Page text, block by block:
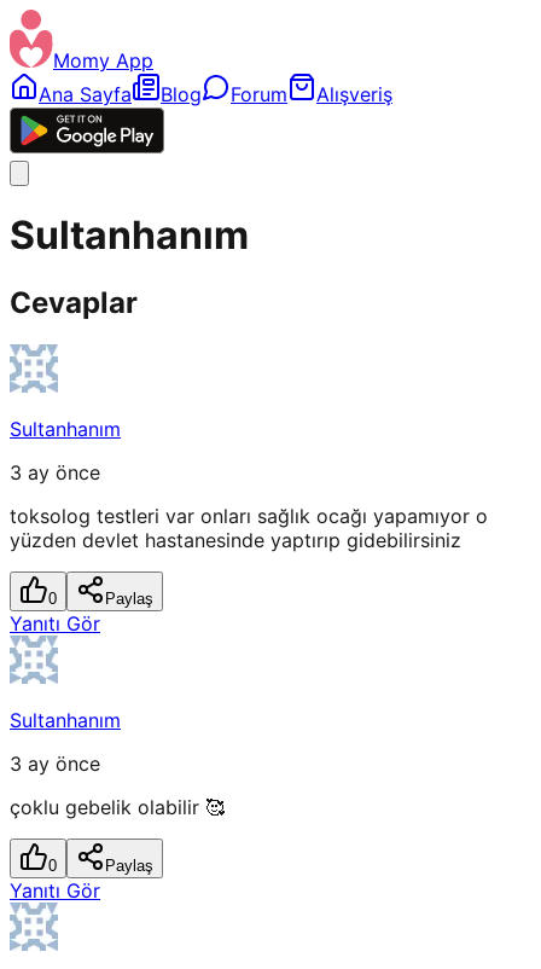
Momy App
Ana Sayfa
Blog Forum Alışveriş
Sultanhanım
Cevaplar
Sultanhanım
3 ay önce
toksolog testleri var onları sağlık ocağı yapamıyor o
yüzden devlet hastanesinde yaptırıp gidebilirsiniz
0 Paylaş
Yanıtı Gör
Sultanhanım
3 ay önce
çoklu gebelik olabilir 🥰
0 Paylaş
Yanıtı Gör